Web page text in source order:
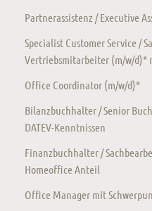
Partnerassistenz / Executive
Specialist Customer Service /
Vertriebsmitarbeiter (m/w/d)*
Office Coordinator (m/w/d)*
Bilanzbuchhalter / Senior
DATEV-Kenntnissen
Finanzbuchhalter /
Homeoffice Anteil
Office Manager mit